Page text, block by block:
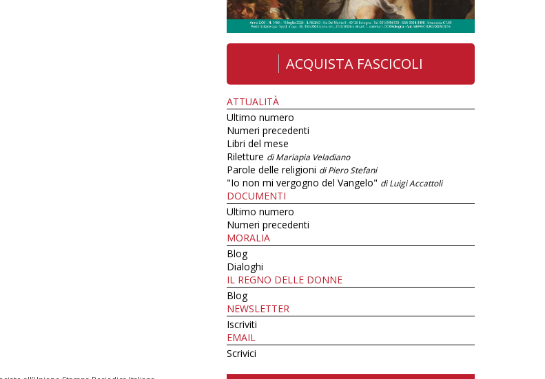
ACQUISTA FASCICOLI
ATTUALITÀ
Ultimo numero
Numeri precedenti
Libri del mese
Riletture di Mariapia Veladiano
Parole delle religioni di Piero Stefani
"Io non mi vergogno del Vangelo" di Luigi Accattoli
DOCUMENTI
Ultimo numero
Numeri precedenti
MORALIA
Blog
Dialoghi
IL REGNO DELLE DONNE
Blog
NEWSLETTER
Iscriviti
EMAIL
Scrivici